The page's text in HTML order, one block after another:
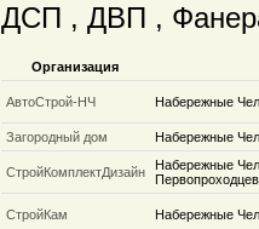
ДСП , ДВП ,
Организация
АвтоСтрой-НЧ Набережные
Загородный дом Набережные
СтройКомплектДизайн
Набережные
Первопроходцев
СтройКам Набережные